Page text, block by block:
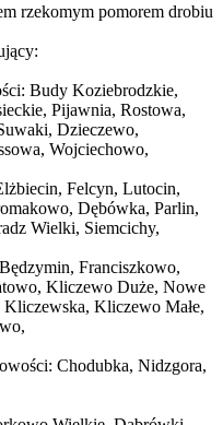
rzekomym pomorem drobiu
Budy Koziebrodzkie,
Pijawnia, Rostowa,
Dzieczewo,
Wojciechowo,
Felcyn, Lutocin,
Dębówka, Parlin,
Wielki, Siemcichy,
Franciszkowo,
Kliczewo Duże, Nowe
Kliczewo Małe,
Chodubka, Nidzgora,